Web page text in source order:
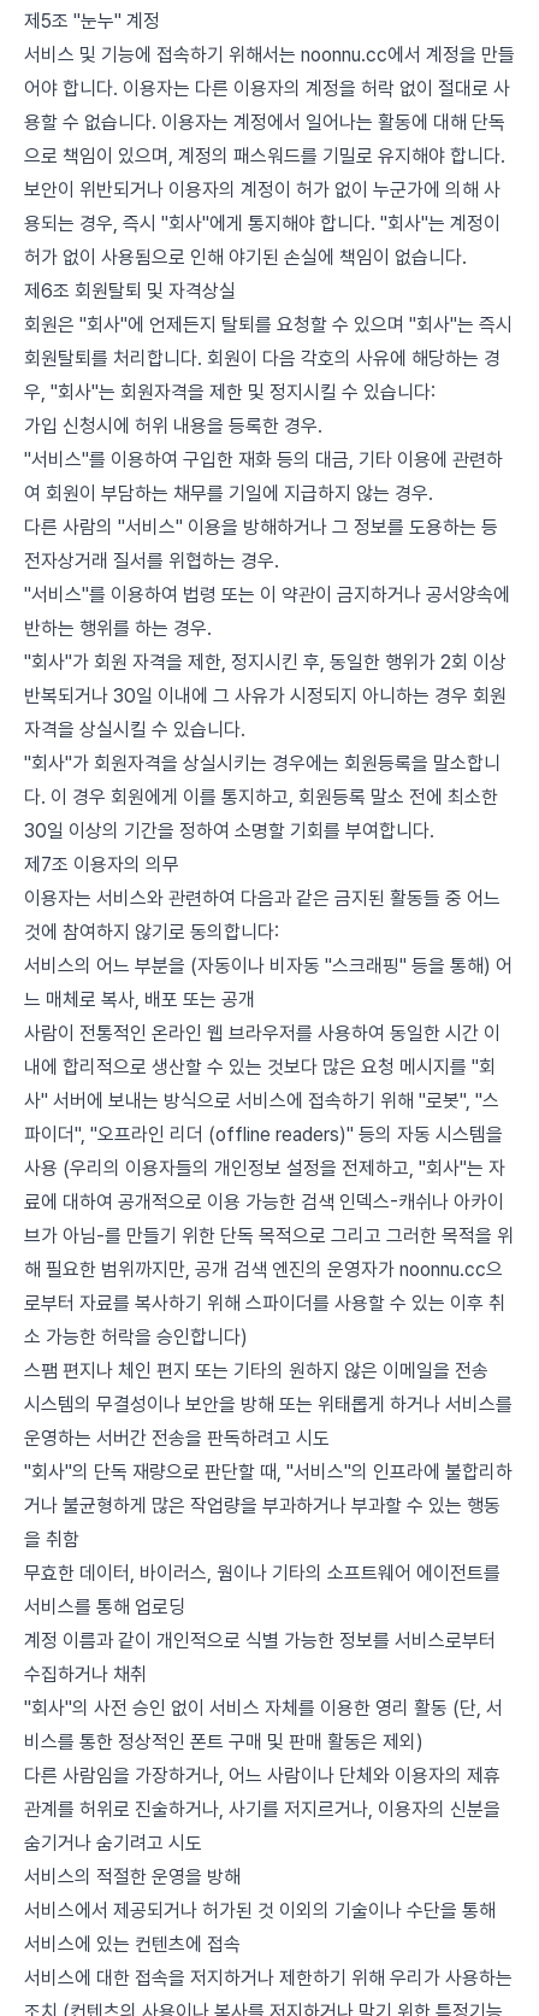
제5조 "눈누" 계정
서비스 및 기능에 접속하기 위해서는 noonnu.cc에서 계정을 만들
어야 합니다. 이용자는 다른 이용자의 계정을 허락 없이 절대로 사
용할 수 없습니다. 이용자는 계정에서 일어나는 활동에 대해 단독
으로 책임이 있으며, 계정의 패스워드를 기밀로 유지해야 합니다.
보안이 위반되거나 이용자의 계정이 허가 없이 누군가에 의해 사
용되는 경우, 즉시 "회사"에게 통지해야 합니다. "회사"는 계정이
허가 없이 사용됨으로 인해 야기된 손실에 책임이 없습니다.
제6조 회원탈퇴 및 자격상실
회원은 "회사"에 언제든지 탈퇴를 요청할 수 있으며 "회사"는 즉시
회원탈퇴를 처리합니다. 회원이 다음 각호의 사유에 해당하는 경
우, "회사"는 회원자격을 제한 및 정지시킬 수 있습니다:
가입 신청시에 허위 내용을 등록한 경우.
"서비스"를 이용하여 구입한 재화 등의 대금, 기타 이용에 관련하
여 회원이 부담하는 채무를 기일에 지급하지 않는 경우.
다른 사람의 "서비스" 이용을 방해하거나 그 정보를 도용하는 등
전자상거래 질서를 위협하는 경우.
"서비스"를 이용하여 법령 또는 이 약관이 금지하거나 공서양속에
반하는 행위를 하는 경우.
"회사"가 회원 자격을 제한, 정지시킨 후, 동일한 행위가 2회 이상
반복되거나 30일 이내에 그 사유가 시정되지 아니하는 경우 회원
자격을 상실시킬 수 있습니다.
"회사"가 회원자격을 상실시키는 경우에는 회원등록을 말소합니
다. 이 경우 회원에게 이를 통지하고, 회원등록 말소 전에 최소한
30일 이상의 기간을 정하여 소명할 기회를 부여합니다.
제7조 이용자의 의무
이용자는 서비스와 관련하여 다음과 같은 금지된 활동들 중 어느
것에 참여하지 않기로 동의합니다:
서비스의 어느 부분을 (자동이나 비자동 "스크래핑" 등을 통해) 어
느 매체로 복사, 배포 또는 공개
사람이 전통적인 온라인 웹 브라우저를 사용하여 동일한 시간 이
내에 합리적으로 생산할 수 있는 것보다 많은 요청 메시지를 "회
사" 서버에 보내는 방식으로 서비스에 접속하기 위해 "로봇", "스
파이더", "오프라인 리더 (offline readers)" 등의 자동 시스템을
사용 (우리의 이용자들의 개인정보 설정을 전제하고, "회사"는 자
료에 대하여 공개적으로 이용 가능한 검색 인덱스-캐쉬나 아카이
브가 아님-를 만들기 위한 단독 목적으로 그리고 그러한 목적을 위
해 필요한 범위까지만, 공개 검색 엔진의 운영자가 noonnu.cc으
로부터 자료를 복사하기 위해 스파이더를 사용할 수 있는 이후 취
소 가능한 허락을 승인합니다)
스팸 편지나 체인 편지 또는 기타의 원하지 않은 이메일을 전송
시스템의 무결성이나 보안을 방해 또는 위태롭게 하거나 서비스를
운영하는 서버간 전송을 판독하려고 시도
"회사"의 단독 재량으로 판단할 때, "서비스"의 인프라에 불합리하
거나 불균형하게 많은 작업량을 부과하거나 부과할 수 있는 행동
을 취함
무효한 데이터, 바이러스, 웜이나 기타의 소프트웨어 에이전트를
서비스를 통해 업로딩
계정 이름과 같이 개인적으로 식별 가능한 정보를 서비스로부터
수집하거나 채취
"회사"의 사전 승인 없이 서비스 자체를 이용한 영리 활동 (단, 서
비스를 통한 정상적인 폰트 구매 및 판매 활동은 제외)
다른 사람임을 가장하거나, 어느 사람이나 단체와 이용자의 제휴
관계를 허위로 진술하거나, 사기를 저지르거나, 이용자의 신분을
숨기거나 숨기려고 시도
서비스의 적절한 운영을 방해
서비스에서 제공되거나 허가된 것 이외의 기술이나 수단을 통해
서비스에 있는 컨텐츠에 접속
서비스에 대한 접속을 저지하거나 제한하기 위해 우리가 사용하는